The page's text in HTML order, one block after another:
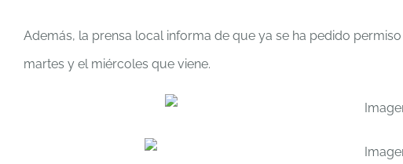
Además, la prensa local informa de que ya se ha pedido
martes y el miércoles que viene.